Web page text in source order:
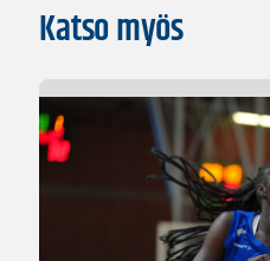
Katso myös